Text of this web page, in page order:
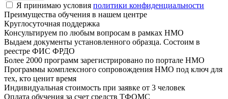
Я принимаю условия политики конфиденциальности
Преимущества обучения в нашем центре
Круглосуточная поддержка
Консультируем по любым вопросам в рамках НМО
Выдаем документы установленного образца. Состоим в
реестре ФИС ФРДО
Более 2000 программ зарегистрировано по портале НМО
Программы комплексного сопровождения НМО под ключ для
тех, кто ценит время
Индивидуальная стоимость при заявке от 3 человек
Оплата обучения за счет средств ТФОМС